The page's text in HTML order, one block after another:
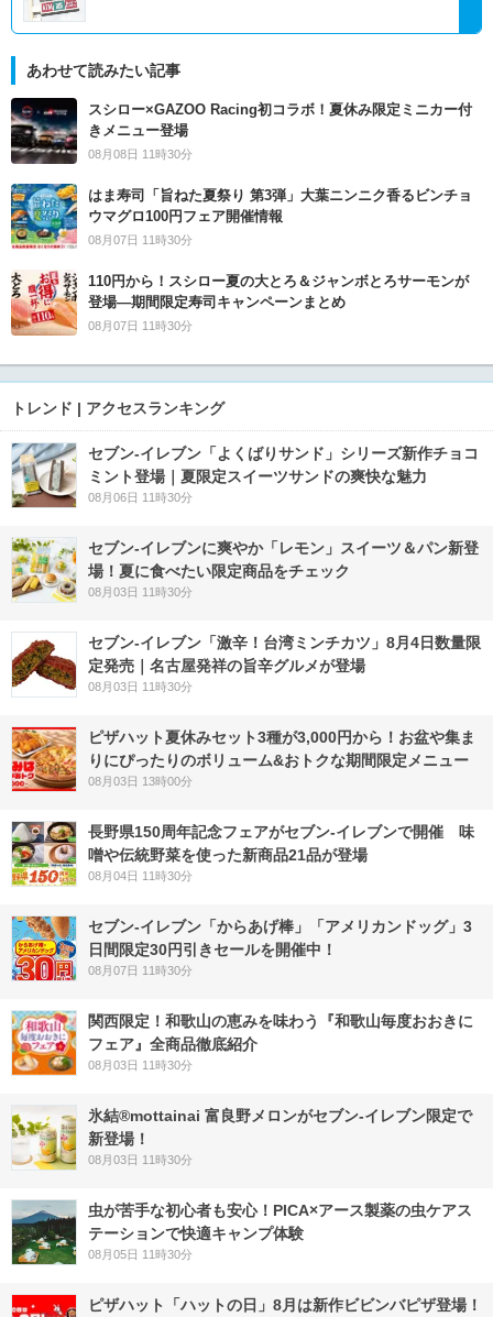
あわせて読みたい記事
スシロー×GAZOO Racing初コラボ！夏休み限定ミニカー付
きメニュー登場
08月08日 11時30分
はま寿司「旨ねた夏祭り 第3弾」大葉ニンニク香るビンチョ
ウマグロ100円フェア開催情報
08月07日 11時30分
110円から！スシロー夏の大とろ＆ジャンボとろサーモンが
登場―期間限定寿司キャンペーンまとめ
08月07日 11時30分
トレンド | アクセスランキング
セブン‐イレブン「よくばりサンド」シリーズ新作チョコ
ミント登場｜夏限定スイーツサンドの爽快な魅力
08月06日 11時30分
セブン‐イレブンに爽やか「レモン」スイーツ＆パン新登
場！夏に食べたい限定商品をチェック
08月03日 11時30分
セブン-イレブン「激辛！台湾ミンチカツ」8月4日数量限
定発売｜名古屋発祥の旨辛グルメが登場
08月03日 11時30分
ピザハット夏休みセット3種が3,000円から！お盆や集ま
りにぴったりのボリューム&おトクな期間限定メニュー
08月03日 13時00分
長野県150周年記念フェアがセブン-イレブンで開催 味
噌や伝統野菜を使った新商品21品が登場
08月04日 11時30分
セブン‐イレブン「からあげ棒」「アメリカンドッグ」3
日間限定30円引きセールを開催中！
08月07日 11時30分
関西限定！和歌山の恵みを味わう『和歌山毎度おおきに
フェア』全商品徹底紹介
08月03日 11時30分
氷結®mottainai 富良野メロンがセブン‐イレブン限定で
新登場！
08月03日 11時30分
虫が苦手な初心者も安心！PICA×アース製薬の虫ケアス
テーションで快適キャンプ体験
08月05日 11時30分
ピザハット「ハットの日」8月は新作ビビンバピザ登場！